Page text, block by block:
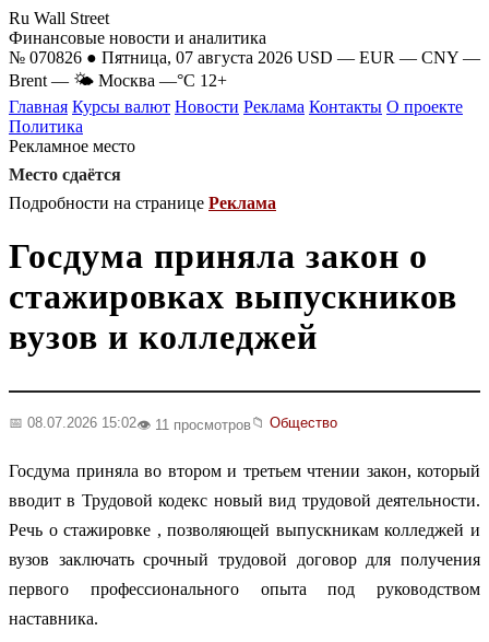
Ru Wall Street
Финансовые новости и аналитика
№ 070826 ● Пятница, 07 августа 2026 USD — EUR — CNY —
Brent — 🌤 Москва —°C 12+
Главная Курсы валют Новости Реклама Контакты О проекте
Политика
Рекламное место
Место сдаётся
Подробности на странице Реклама
Госдума приняла закон о
стажировках выпускников
вузов и колледжей
📅 08.07.2026 15:02👁️ 11 просмотров📁 Общество
Госдума приняла во втором и третьем чтении закон, который
вводит в Трудовой кодекс новый вид трудовой деятельности.
Речь о стажировке , позволяющей выпускникам колледжей и
вузов заключать срочный трудовой договор для получения
первого профессионального опыта под руководством
наставника.